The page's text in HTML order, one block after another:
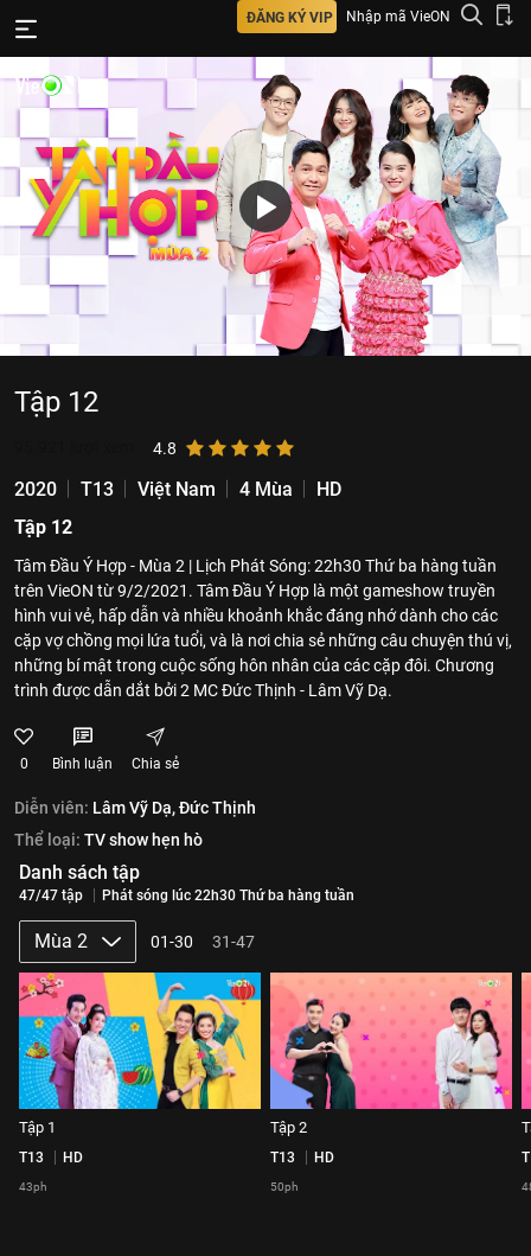
ĐĂNG KÝ VIP Nhập mã VieON
Tập 12
4.8
2020 T13 Việt Nam 4 Mùa
HD
Tập 12
Tâm Đầu Ý Hợp - Mùa 2 | Lịch Phát Sóng: 22h30 Thứ ba hàng tuần
trên VieON từ 9/2/2021. Tâm Đầu Ý Hợp là một gameshow truyền
hình vui vẻ, hấp dẫn và nhiều khoảnh khắc đáng nhớ dành cho các
cặp vợ chồng mọi lứa tuổi, và là nơi chia sẻ những câu chuyện thú vị,
những bí mật trong cuộc sống hôn nhân của các cặp đôi. Chương
trình được dẫn dắt bởi 2 MC Đức Thịnh - Lâm Vỹ Dạ.
0 Bình luận Chia sẻ
Diễn viên: Lâm Vỹ Dạ,Đức Thịnh
Thể loại: TV show hẹn hò
Danh sách tập
47/47 tập Phát sóng lúc 22h30 Thứ ba hàng tuần
Mùa 2 01-30 31-47
Tập 1
T13 HD
43ph
Tập 2
T13 HD
50ph